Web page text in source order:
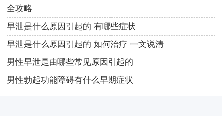
全攻略
早泄是什么原因引起的 有哪些症状
早泄是什么原因引起的 如何治疗 一文说清
男性早泄是由哪些常见原因引起的
男性勃起功能障碍有什么早期症状